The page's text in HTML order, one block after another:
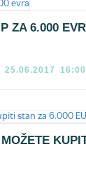
ZA 6.000
25.06.2017 16:00